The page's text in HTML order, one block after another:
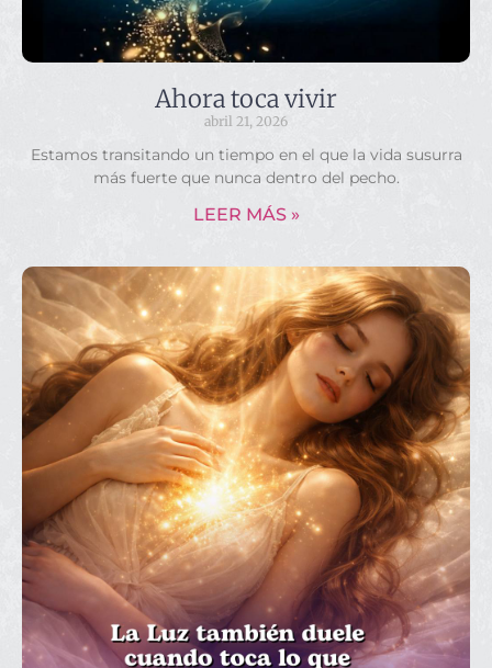
Ahora toca vivir
abril 21, 2026
Estamos transitando un tiempo en el que la vida susurra
más fuerte que nunca dentro del pecho.
LEER MÁS »